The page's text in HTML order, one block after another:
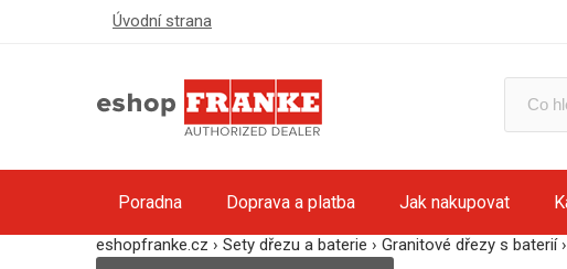
Úvodní strana
Poradna Doprava a platba Jak nakupovat
eshopfranke.cz › Sety dřezu a baterie › Granitové dřezy s baterií ›